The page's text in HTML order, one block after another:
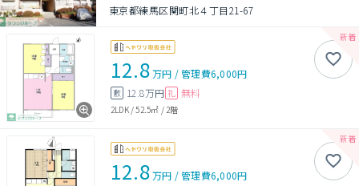
東京都練馬区関町北４丁目21-67
12.8万円 /管理費6,000円
敷 12.8万円 礼 無料
2LDK/52.5㎡ /2階
12.8万円 /管理費6,000円